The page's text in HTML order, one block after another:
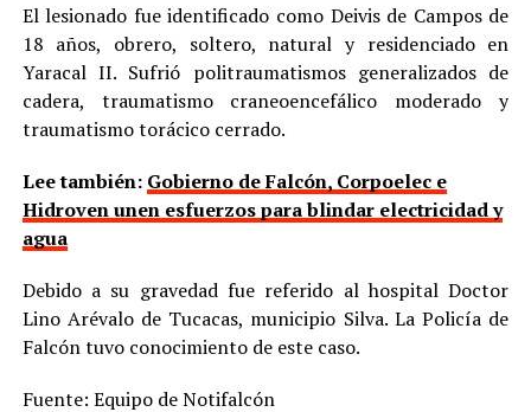
El lesionado fue identificado como Deivis de Campos de
18 años, obrero, soltero, natural y residenciado en
Yaracal II. Sufrió politraumatismos generalizados de
cadera, traumatismo craneoencefálico moderado y
traumatismo torácico cerrado.
Lee también: Gobierno de Falcón, Corpoelec e
Hidroven unen esfuerzos para blindar electricidad y
agua
Debido a su gravedad fue referido al hospital Doctor
Lino Arévalo de Tucacas, municipio Silva. La Policía de
Falcón tuvo conocimiento de este caso.
Fuente: Equipo de Notifalcón